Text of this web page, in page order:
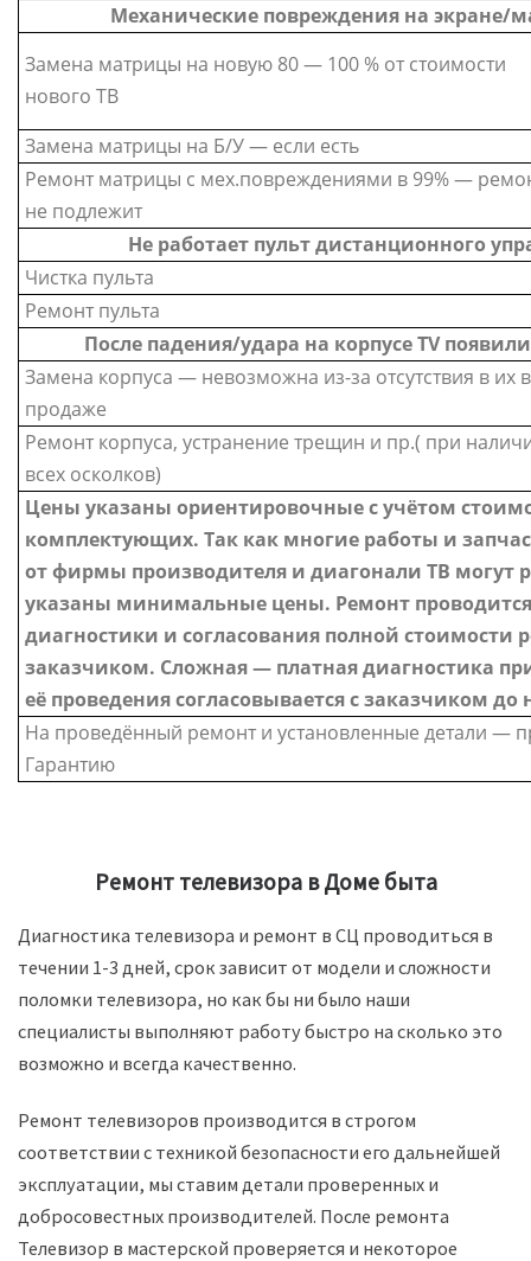
Механические повреждения на экране/
Замена матрицы на новую 80 — 100 % от стоимости
нового ТВ
Замена матрицы на Б/У — если есть
Ремонт матрицы с мех.повреждениями в 99% —
не подлежит
Не работает пульт дистанционного
Чистка пульта
Ремонт пульта
После падения/удара на корпусе TV
Замена корпуса — невозможна из-за отсутствия в их в
продаже
Ремонт корпуса, устранение трещин и пр.( при
всех осколков)
Цены указаны ориентировочные с учётом
комплектующих. Так как многие работы и
от фирмы производителя и диагонали ТВ могут
указаны минимальные цены. Ремонт проводится
диагностики и согласования полной стоимости
заказчиком. Сложная — платная диагностика
её проведения согласовывается с заказчиком до
На проведённый ремонт и установленные детали —
Гарантию
Ремонт телевизора в Доме быта
Диагностика телевизора и ремонт в СЦ проводиться в
течении 1-3 дней, срок зависит от модели и сложности
поломки телевизора, но как бы ни было наши
специалисты выполняют работу быстро на сколько это
возможно и всегда качественно.
Ремонт телевизоров производится в строгом
соответствии с техникой безопасности его дальнейшей
эксплуатации, мы ставим детали проверенных и
добросовестных производителей. После ремонта
Телевизор в мастерской проверяется и некоторое